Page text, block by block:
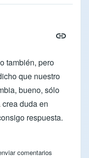
también, pero
que nuestro
bueno, sólo
duda en
respuesta.
comentarios